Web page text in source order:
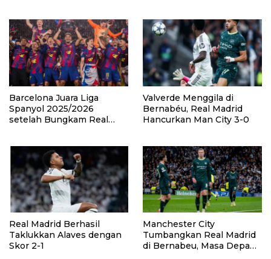
Barcelona Juara Liga
Spanyol 2025/2026
setelah Bungkam Real
Valverde Menggila di
Bernabéu, Real Madrid
Hancurkan Man City 3-0
Real Madrid Berhasil
Taklukkan Alaves dengan
Skor 2-1
Manchester City
Tumbangkan Real Madrid
di Bernabeu, Masa Depan